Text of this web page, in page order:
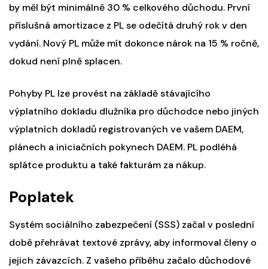
by měl být minimálně 30 % celkového důchodu. První
příslušná amortizace z PL se odečítá druhý rok v den
vydání. Nový PL může mít dokonce nárok na 15 % ročně,
dokud není plně splacen.
Pohyby PL lze provést na základě stávajícího
výplatního dokladu dlužníka pro důchodce nebo jiných
výplatních dokladů registrovaných ve vašem DAEM,
plánech a iniciačních pokynech DAEM. PL podléhá
splátce produktu a také fakturám za nákup.
Poplatek
Systém sociálního zabezpečení (SSS) začal v poslední
době přehrávat textové zprávy, aby informoval členy o
jejich závazcích. Z vašeho příběhu začalo důchodové